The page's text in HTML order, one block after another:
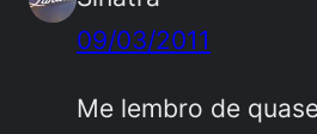
09/03/2011
Me lembro de